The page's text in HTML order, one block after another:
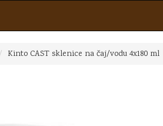
Kinto CAST sklenice na čaj/vodu 4x180 ml